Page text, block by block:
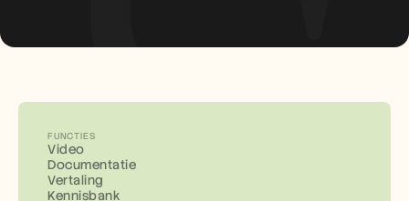
FUNCTIES
Video
Documentatie
Vertaling
Kennisbank